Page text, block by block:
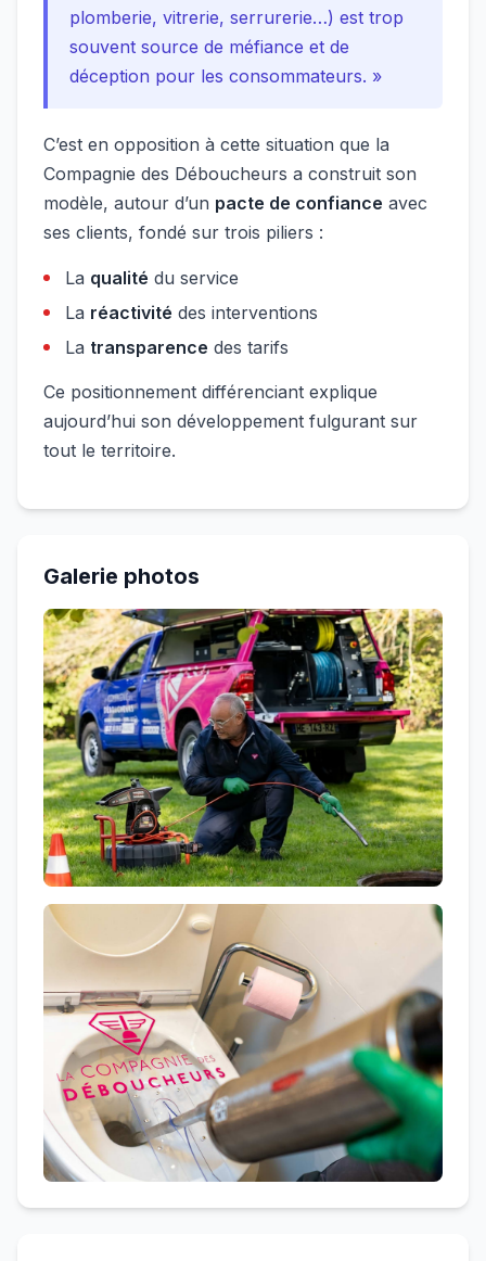
plomberie, vitrerie, serrurerie…) est trop
souvent source de méfiance et de
déception pour les consommateurs. »
C’est en opposition à cette situation que la
Compagnie des Déboucheurs a construit son
modèle, autour d’un pacte de confiance avec
ses clients, fondé sur trois piliers :
La qualité du service
La réactivité des interventions
La transparence des tarifs
Ce positionnement différenciant explique
aujourd’hui son développement fulgurant sur
tout le territoire.
Galerie photos